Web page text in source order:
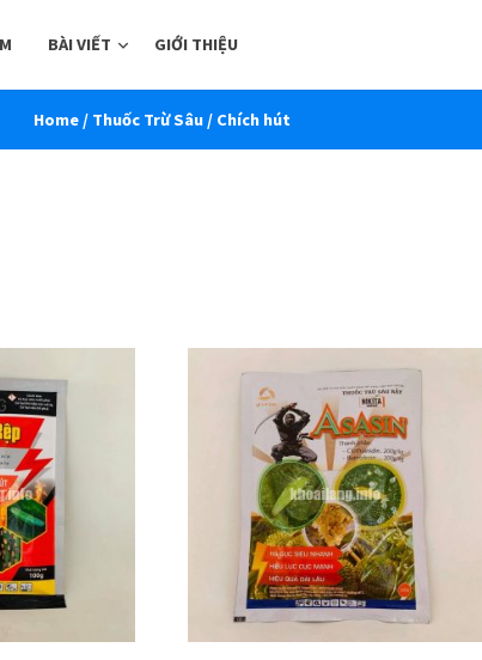
BÀI VIẾT GIỚI THIỆU
Home/ Thuốc Trừ Sâu/ Chích hút